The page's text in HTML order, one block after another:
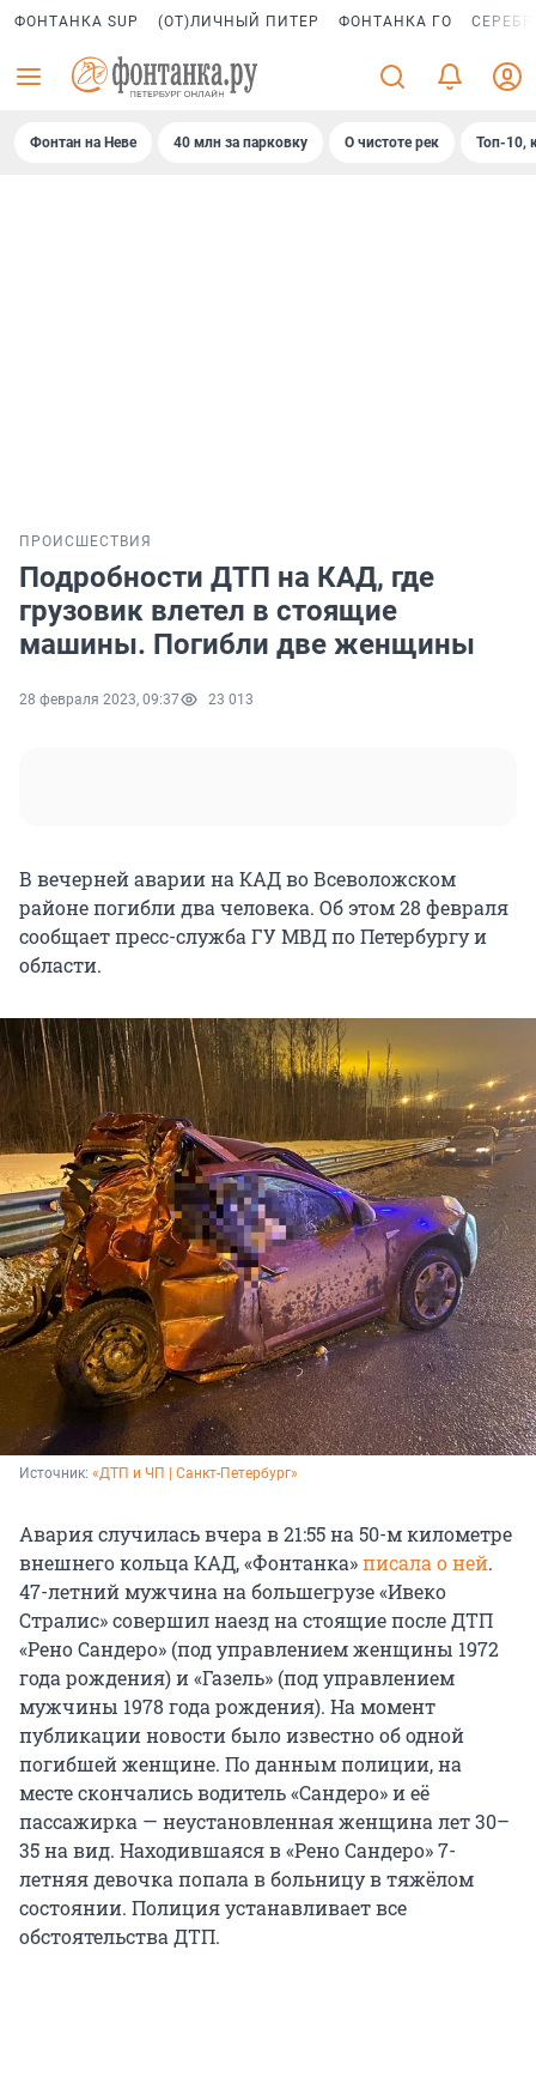
ФОНТАНКА SUP (ОТ)ЛИЧНЫЙ ПИТЕР ФОНТАНКА ГО
Фонтан на Неве 40 млн за парковку О чистоте рек Топ-10,
ПРОИСШЕСТВИЯ
Подробности ДТП на КАД, где
грузовик влетел в стоящие
машины. Погибли две женщины
28 февраля 2023, 09:37 23 013
В вечерней аварии на КАД во Всеволожском
районе погибли два человека. Об этом 28 февраля
сообщает пресс-служба ГУ МВД по Петербургу и
области.
Источник: «ДТП и ЧП | Санкт-Петербург»
Авария случилась вчера в 21:55 на 50-м километре
внешнего кольца КАД, «Фонтанка»писала о ней.
47-летний мужчина на большегрузе «Ивеко
Стралис» совершил наезд на стоящие после ДТП
«Рено Сандеро» (под управлением женщины 1972
года рождения) и «Газель» (под управлением
мужчины 1978 года рождения). На момент
публикации новости было известно об одной
погибшей женщине. По данным полиции, на
месте скончались водитель «Сандеро» и её
пассажирка — неустановленная женщина лет 30–
35 на вид. Находившаяся в «Рено Сандеро» 7-
летняя девочка попала в больницу в тяжёлом
состоянии. Полиция устанавливает все
обстоятельства ДТП.